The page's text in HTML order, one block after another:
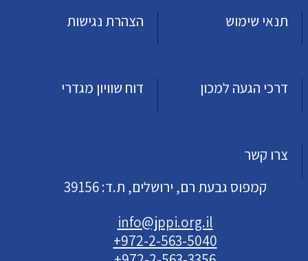
תנאי שימוש הצהרת נגישות
דרכי הגעה למכון דוח שוויון מגדרי
צרו קשר
קמפוס גבעת רם, ירושלים, ת.ד: 39156
info@jppi.org.il
+972-2-563-5040